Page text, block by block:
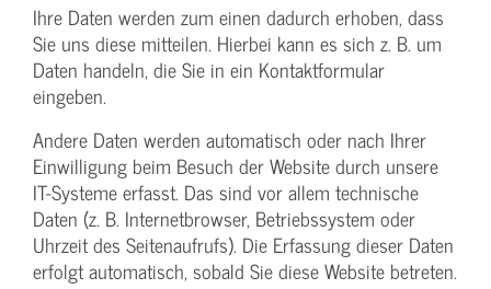
Ihre Daten werden zum einen dadurch erhoben, dass
Sie uns diese mitteilen. Hierbei kann es sich z. B. um
Daten handeln, die Sie in ein Kontaktformular
eingeben.
Andere Daten werden automatisch oder nach Ihrer
Einwilligung beim Besuch der Website durch unsere
IT-Systeme erfasst. Das sind vor allem technische
Daten (z. B. Internetbrowser, Betriebssystem oder
Uhrzeit des Seitenaufrufs). Die Erfassung dieser Daten
erfolgt automatisch, sobald Sie diese Website betreten.